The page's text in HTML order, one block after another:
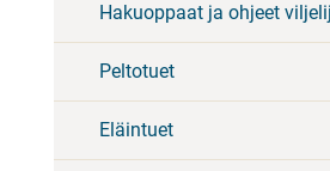
Hakuoppaat ja ohjeet
Peltotuet
Eläintuet